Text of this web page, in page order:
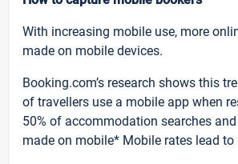
With increasing mobile use, more
made on mobile devices.
Booking.com’s research shows this
of travellers use a mobile app when
50% of accommodation searches
made on mobile* Mobile rates lead to